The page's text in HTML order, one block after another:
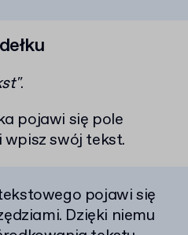
.
pojawi się pole
wpisz swój tekst.
pojawi się
Dzięki niemu